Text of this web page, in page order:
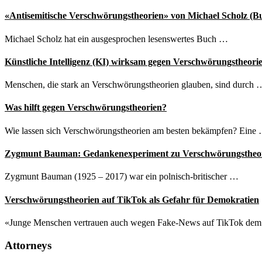
«Antisemitische Verschwörungstheorien» von Michael Scholz
Michael Scholz hat ein ausgesprochen lesenswertes Buch …
Künstliche Intelligenz (KI) wirksam gegen
Menschen, die stark an Verschwörungstheorien glauben, sind durch
Was hilft gegen Verschwörungstheorien?
Wie lassen sich Verschwörungstheorien am besten bekämpfen? Eine
Zygmunt Bauman: Gedankenexperiment zu
Zygmunt Bauman (1925 – 2017) war ein polnisch-britischer …
Verschwörungstheorien auf TikTok als Gefahr für Demokratien
«Junge Menschen vertrauen auch wegen Fake-News auf TikTok
Attorneys